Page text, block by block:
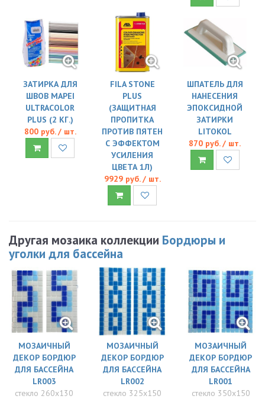
ЗАТИРКА ДЛЯ
ШВОВ MAPEI
ULTRACOLOR
PLUS (2 КГ.)
800 руб. / шт.
FILA STONE
PLUS
(ЗАЩИТНАЯ
ПРОПИТКА
ПРОТИВ ПЯТЕН
С ЭФФЕКТОМ
УСИЛЕНИЯ
ЦВЕТА 1Л)
9929 руб. / шт.
ШПАТЕЛЬ ДЛЯ
НАНЕСЕНИЯ
ЭПОКСИДНОЙ
ЗАТИРКИ
LITOKOL
870 руб. / шт.
Другая мозаика коллекции Бордюры и
уголки для бассейна
МОЗАИЧНЫЙ
ДЕКОР БОРДЮР
ДЛЯ БАССЕЙНА
LR003
стекло 260x130
МОЗАИЧНЫЙ
ДЕКОР БОРДЮР
ДЛЯ БАССЕЙНА
LR002
стекло 325x150
МОЗАИЧНЫЙ
ДЕКОР БОРДЮР
ДЛЯ БАССЕЙНА
LR001
стекло 350x150